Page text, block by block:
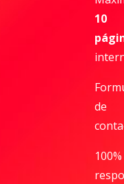
10
de
100%